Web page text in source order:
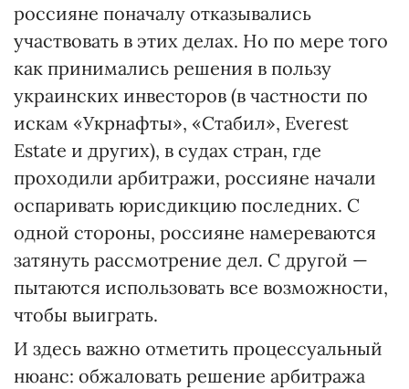
россияне поначалу отказывались
участвовать в этих делах. Но по мере того
как принимались решения в пользу
украинских инвесторов (в частности по
искам «Укрнафты», «Стабил», Everest
Estate и других), в судах стран, где
проходили арбитражи, россияне начали
оспаривать юрисдикцию последних. С
одной стороны, россияне намереваются
затянуть рассмотрение дел. С другой —
пытаются использовать все возможности,
чтобы выиграть.
И здесь важно отметить процессуальный
нюанс: обжаловать решение арбитража